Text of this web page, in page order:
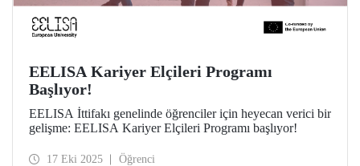
EELISA Kariyer Elçileri Programı
Başlıyor!
EELISA İttifakı genelinde öğrenciler için heyecan verici bir
gelişme: EELISA Kariyer Elçileri Programı başlıyor!
17 Eki 2025 Öğrenci